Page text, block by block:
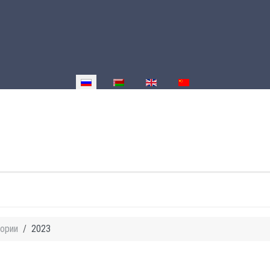
Выберите язык
2023